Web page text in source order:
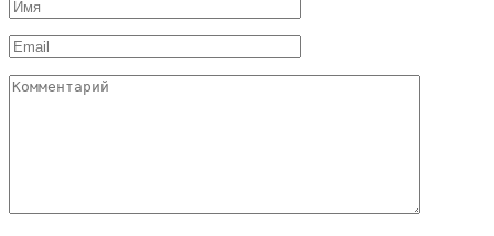
*
Email
*
Комментарий